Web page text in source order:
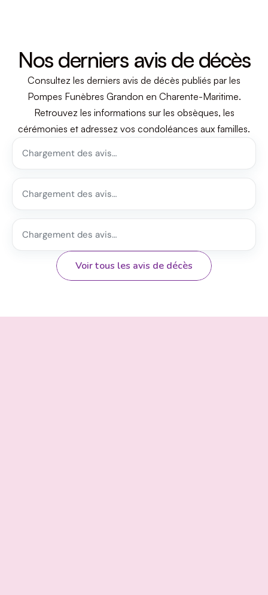
Nos derniers avis de décès
Consultez les derniers avis de décès publiés par les
Pompes Funèbres Grandon en Charente-Maritime.
Retrouvez les informations sur les obsèques, les
cérémonies et adressez vos condoléances aux familles.
Chargement des avis…
Chargement des avis…
Chargement des avis…
Voir tous les avis de décès